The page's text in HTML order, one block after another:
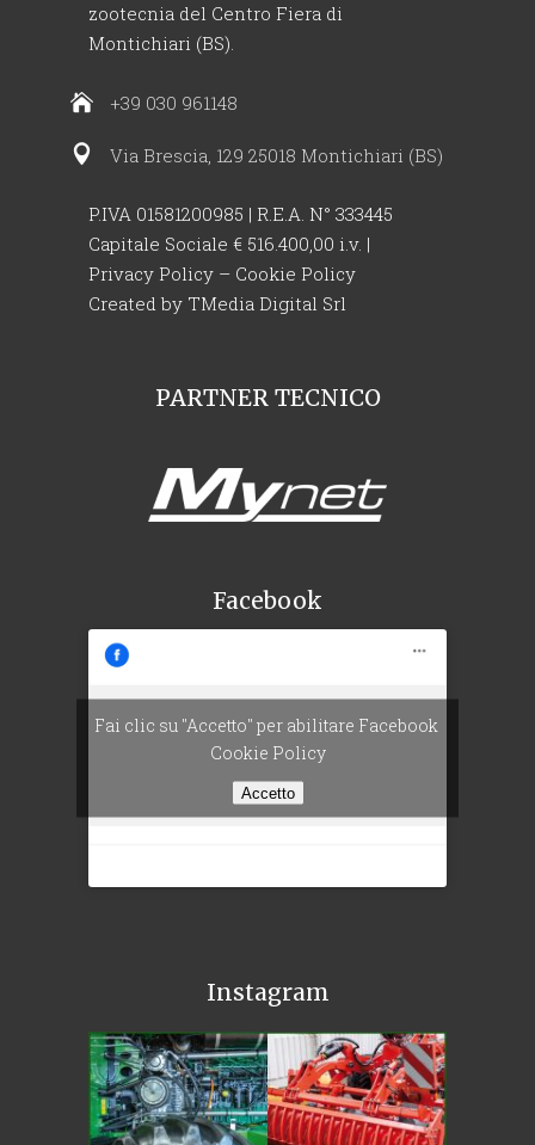
zootecnia del Centro Fiera di
Montichiari (BS).
+39 030 961148
Via Brescia, 129 25018 Montichiari (BS)
P.IVA 01581200985 | R.E.A. N° 333445
Capitale Sociale € 516.400,00 i.v. |
Privacy Policy – Cookie Policy
Created by TMedia Digital Srl
PARTNER TECNICO
Facebook
Fai clic su "Accetto" per abilitare Facebook
Cookie Policy
Accetto
Instagram